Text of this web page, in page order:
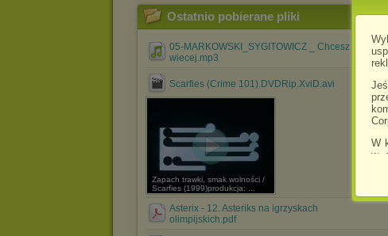
W
w
Ostatnio pobierane pliki
05-MARKOWSKI_SYGITOWICZ _ Chcesz
wiecej.mp3
Scarfies (Crime 101).DVDRip.XviD.avi
Zapach trawki, smak wolności /
Scarfies (1999)produkcja: ...
Asterix - 12. Asteriks na igrzyskach
olimpijskich.pdf